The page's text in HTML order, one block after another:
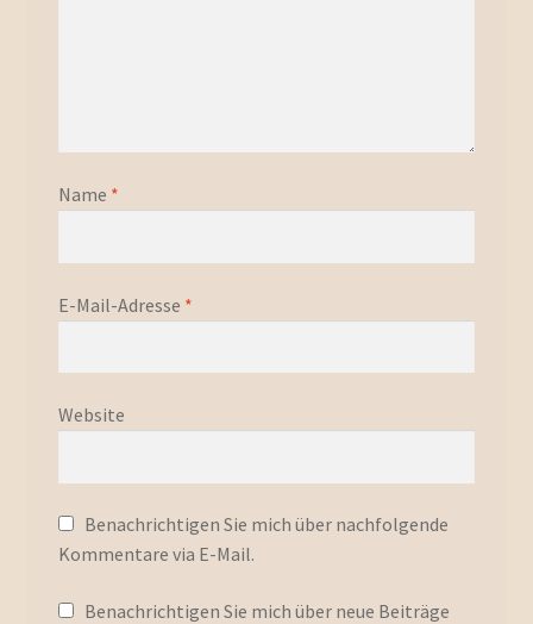
Name *
E-Mail-Adresse *
Website
Benachrichtigen Sie mich über nachfolgende
Kommentare via E-Mail.
Benachrichtigen Sie mich über neue Beiträge